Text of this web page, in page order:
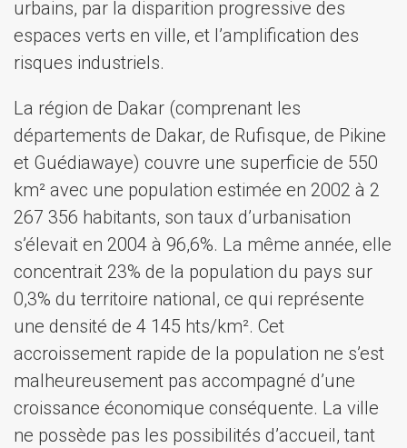
urbains, par la disparition progressive des
espaces verts en ville, et l’amplification des
risques industriels.
La région de Dakar (comprenant les
départements de Dakar, de Rufisque, de Pikine
et Guédiawaye) couvre une superficie de 550
km² avec une population estimée en 2002 à 2
267 356 habitants, son taux d’urbanisation
s’élevait en 2004 à 96,6%. La même année, elle
concentrait 23% de la population du pays sur
0,3% du territoire national, ce qui représente
une densité de 4 145 hts/km². Cet
accroissement rapide de la population ne s’est
malheureusement pas accompagné d’une
croissance économique conséquente. La ville
ne possède pas les possibilités d’accueil, tant